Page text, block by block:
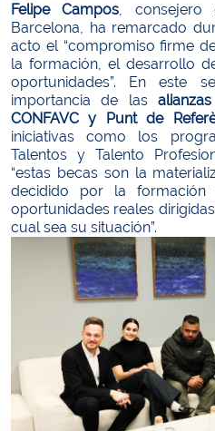
Felipe Campos, consejero
Barcelona, ha remarcado
acto el “compromiso firme
la formación, el desarrollo
oportunidades”. En este
importancia de las
CONFAVC y Punt de
iniciativas como los
Talentos y Talento
“estas becas son la
decidido por la
oportunidades reales
cual sea su situación”.